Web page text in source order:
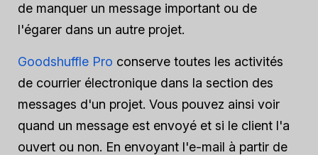
de manquer un message important ou de
l'égarer dans un autre projet.
Goodshuffle Pro conserve toutes les activités
de courrier électronique dans la section des
messages d'un projet. Vous pouvez ainsi voir
quand un message est envoyé et si le client l'a
ouvert ou non. En envoyant l'e-mail à partir de